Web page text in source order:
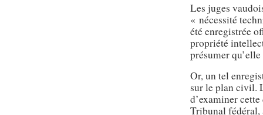
Les juges
« nécessité
été enregistrée
propriété
présumer
Or, un tel
sur le plan civil.
d’examiner
Tribunal fédéral,